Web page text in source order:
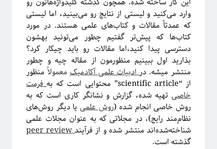
دوره دکتری
رادیوفیزیک
روایتگری در علم
ریاضی
زندگی علمی
سخن اندیشمندان
سیستم‌های پیچیده
سینما
شبه علم
شبکه‌های پیچیده
وارد می‌کنید و لیستی از نتایج رو می‌بینید، اما لیستی
که عمدتاً مقالات و کتاب‌های علمی هستند. در مورد
کتاب‌ها که پیش‌تر گفتیم چطور می‌تونید بهشون
دسترسی پیدا کنید،‌اما مقالات رو باید چیکار کرد؟
بذارید اول ببینیم منظورمون از مقاله چیه و چطور
منتشر میشه. درادبیات علمی آکادمیکمعمولاًمنظور
از “scientific article” محتوایی است که به
فرمت
خاصی تهیه شده، گزارش و نشانگر کاری است که به
روش خاصی انجام شده (روش علمی یا دیگر روش‌های
نظام‌مند رایج)، در مجلاتی که به عنوان مجلات علمی
شناخته‌شده‌اند منتشر شده و از فرآیندpeer review
گذشته است.